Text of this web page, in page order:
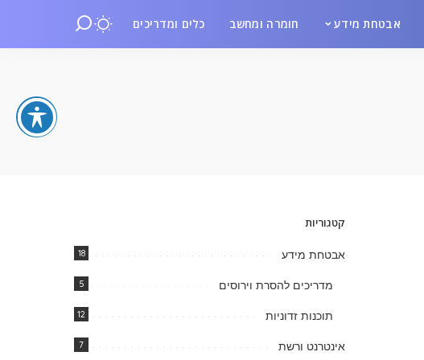
אבטחת מידע חומרה ומחשב כלים ומדריכים
קטגוריות
אבטחת מידע 18
מדריכים להסרת וירוסים 5
תוכנות זדוניות 12
אינטרנט ורשת 7